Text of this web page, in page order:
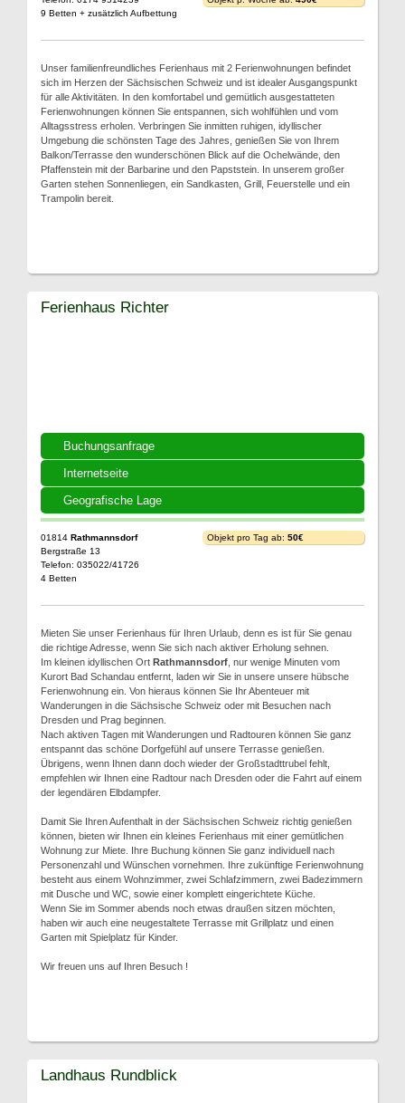
9 Betten + zusätzlich Aufbettung
Unser familienfreundliches Ferienhaus mit 2 Ferienwohnungen befindet
sich im Herzen der Sächsischen Schweiz und ist idealer Ausgangspunkt
für alle Aktivitäten. In den komfortabel und gemütlich ausgestatteten
Ferienwohnungen können Sie entspannen, sich wohlfühlen und vom
Alltagsstress erholen. Verbringen Sie inmitten ruhigen, idyllischer
Umgebung die schönsten Tage des Jahres, genießen Sie von Ihrem
Balkon/Terrasse den wunderschönen Blick auf die Ochelwände, den
Pfaffenstein mit der Barbarine und den Papststein. In unserem großer
Garten stehen Sonnenliegen, ein Sandkasten, Grill, Feuerstelle und ein
Trampolin bereit.
Buchungsanfrage
Internetseite
Geografische Lage
Ferienhaus Richter
01814 Rathmannsdorf
Bergstraße 13
Telefon: 035022/41726
4 Betten
Objekt pro Tag ab: 50€
Mieten Sie unser Ferienhaus für Ihren Urlaub, denn es ist für Sie genau
die richtige Adresse, wenn Sie sich nach aktiver Erholung sehnen.
Im kleinen idyllischen Ort Rathmannsdorf , nur wenige Minuten vom
Kurort Bad Schandau entfernt, laden wir Sie in unsere unsere hübsche
Ferienwohnung ein. Von hieraus können Sie Ihr Abenteuer mit
Wanderungen in die Sächsische Schweiz oder mit Besuchen nach
Dresden und Prag beginnen.
Nach aktiven Tagen mit Wanderungen und Radtouren können Sie ganz
entspannt das schöne Dorfgefühl auf unsere Terrasse genießen.
Übrigens, wenn Ihnen dann doch wieder der Großstadttrubel fehlt,
empfehlen wir Ihnen eine Radtour nach Dresden oder die Fahrt auf einem
der legendären Elbdampfer.
Damit Sie Ihren Aufenthalt in der Sächsischen Schweiz richtig genießen
können, bieten wir Ihnen ein kleines Ferienhaus mit einer gemütlichen
Wohnung zur Miete. Ihre Buchung können Sie ganz individuell nach
Personenzahl und Wünschen vornehmen. Ihre zukünftige Ferienwohnung
besteht aus einem Wohnzimmer, zwei Schlafzimmern, zwei Badezimmern
mit Dusche und WC, sowie einer komplett eingerichtete Küche.
Wenn Sie im Sommer abends noch etwas draußen sitzen möchten,
haben wir auch eine neugestaltete Terrasse mit Grillplatz und einen
Garten mit Spielplatz für Kinder.
Wir freuen uns auf Ihren Besuch !
Landhaus Rundblick